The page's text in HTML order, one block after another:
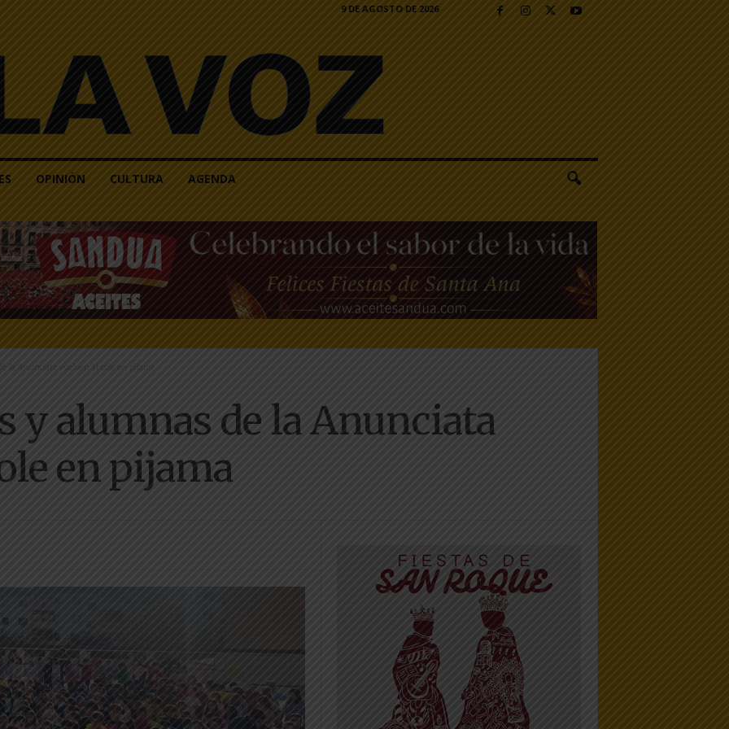
9 DE AGOSTO DE 2026
OPINIÓN CULTURA AGENDA
la Anunciata vuelven al cole en pijama
y alumnas de la Anunciata
en pijama